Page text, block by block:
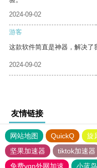
2024-09-02
游客
这款软件简直是神器，解决了
2024-09-02
友情链接
网站地图 QuickQ 旋
坚果加速器
tiktok加速器
免费vqn外网加速
小蓝鸟